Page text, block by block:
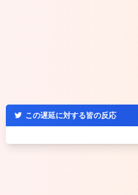
この遅延に対する皆の反応